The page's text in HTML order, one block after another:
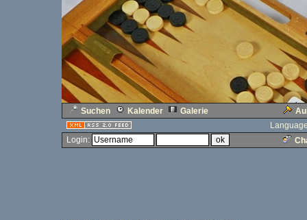
Suchen Kalender Galerie
Login: